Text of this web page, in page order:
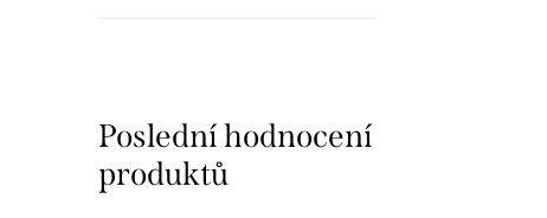
Poslední hodnocení
produktů